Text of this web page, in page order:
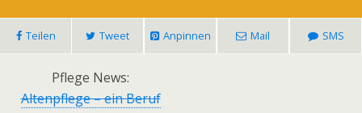
Teilen Tweet Anpinnen Mail SMS
Pflege News:
Altenpflege – ein Beruf